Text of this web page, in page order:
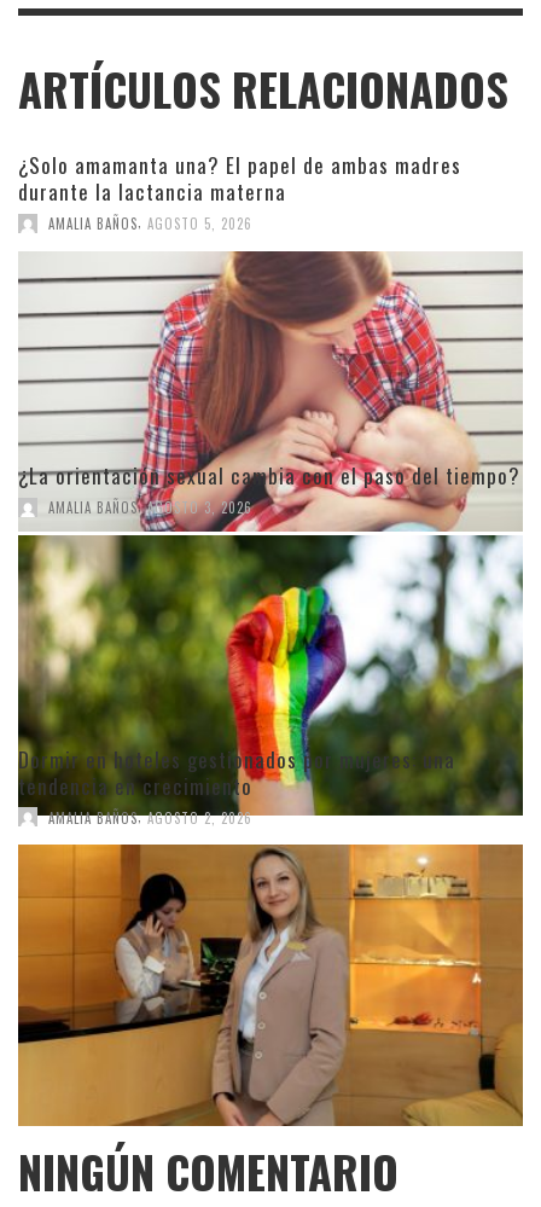
ARTÍCULOS RELACIONADOS
¿Solo amamanta una? El papel de ambas madres
durante la lactancia materna
AMALIA BAÑOS AGOSTO 5, 2026
¿La orientación sexual cambia con el paso del tiempo?
AMALIA BAÑOS, AGOSTO 3, 2026
Dormir en hoteles gestionados por mujeres: una
tendencia en crecimiento
AMALIA BAÑOS, AGOSTO 2, 2026
NINGÚN COMENTARIO